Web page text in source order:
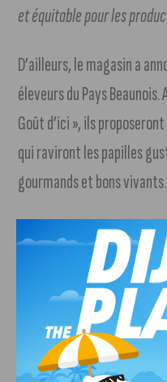
et équitable pour les
D’ailleurs, le magasin a
éleveurs du Pays
Goût d’ici », ils
qui raviront les papilles
gourmands et bons vivants.
J'AIME LE DFCO